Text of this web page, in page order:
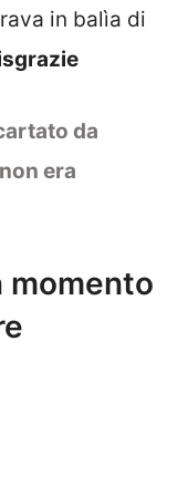
in balìa di
da
era
momento